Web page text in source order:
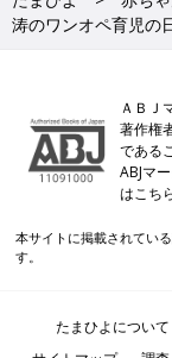
く励まされたりも
い。大変でしたね
SNSは時と場合に
たくなることもあ
ュニケーションが
文・写真／紺野あ
涛のワンオペ育児の
ＡＢＪ
著作権
である
ABJマ
はこ
本サイトに掲載されてい
す。
たまひよについて